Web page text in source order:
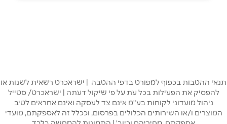
אימייל*
נושא
תנאי ההטבות בכפוף למפורט בדפי ההטבה | ישראכרט רשאית לשנות או
להפסיק את הפעילות בכל עת על פי שיקול דעתה | ישראכרט/ סטייל
ניהול מועדוני לקוחות בע"מ אינם צד לעסקה ואינם אחראים לטיב
המוצרים ו/או השירותים הכלולים בפרסום, וככלל זה לאספקתם, מועדי